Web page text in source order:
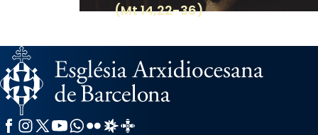
(Mt 14,22-36)
Facebook
Instagram
X / Twitter
YouTube
WhatsApp
FlickrRadio Estel
Catalunya Cristiana